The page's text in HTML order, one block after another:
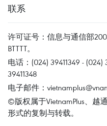
联系
许可证号：信息与通信部
BTTTT。
电话：(024) 39411349 - (024)
39411348
电子邮件：
©版权属于VietnamPlus、越
形式的复制与转载。